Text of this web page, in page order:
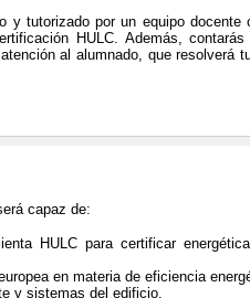
y tutorizado por un equipo docente
HULC. Además,
al alumnado, que resolverá
capaz de:
HULC para certificar
en materia de eficiencia
y sistemas del edificio.